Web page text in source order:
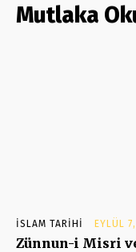
Mutlaka
İSLAM TARIHI EYLÜL
Zünnun-i Misri